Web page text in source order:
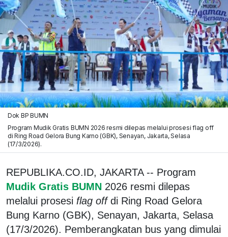
Dok BP BUMN
Program Mudik Gratis BUMN 2026 resmi dilepas melalui prosesi flag off
di Ring Road Gelora Bung Karno (GBK), Senayan, Jakarta, Selasa
(17/3/2026).
REPUBLIKA.CO.ID, JAKARTA -- Program
Mudik Gratis BUMN 2026 resmi dilepas
melalui prosesi flag offdi Ring Road Gelora
Bung Karno (GBK), Senayan, Jakarta, Selasa
(17/3/2026). Pemberangkatan bus yang dimulai